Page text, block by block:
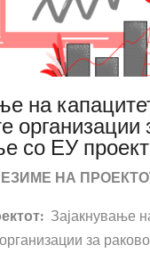
на
организации
со ЕУ
НА
Зајакнување
за